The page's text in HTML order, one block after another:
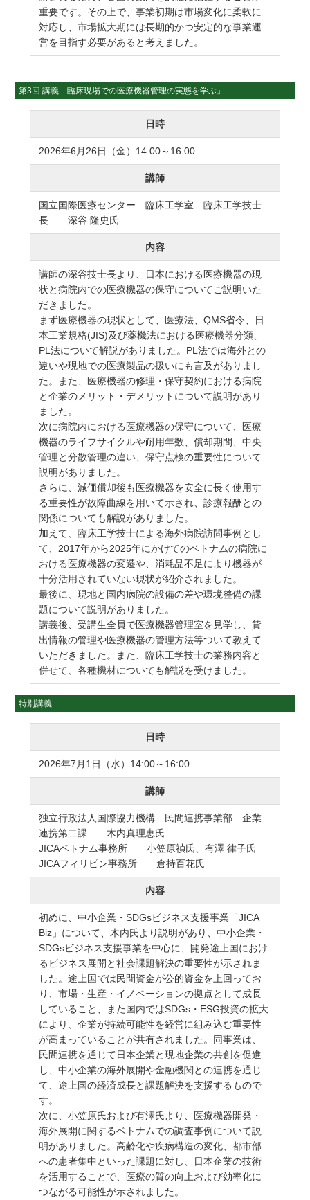
重要です。その上で、事業初期は市場変化に柔軟に
対応し、市場拡大期には長期的かつ安定的な事業運
営を目指す必要があると考えました。
第3回 講義「臨床現場での医療機器管理の実態を学ぶ」
日時
2026年6月26日（金）14:00～16:00
講師
国立国際医療センター 臨床工学室 臨床工学技士
長 深谷 隆史氏
内容
講師の深谷技士長より、日本における医療機器の現
状と病院内での医療機器の保守についてご説明いた
だきました。
まず医療機器の現状として、医療法、QMS省令、日
本工業規格(JIS)及び薬機法における医療機器分類、
PL法について解説がありました。PL法では海外との
違いや現地での医療製品の扱いにも言及がありまし
た。また、医療機器の修理・保守契約における病院
と企業のメリット・デメリットについて説明があり
ました。
次に病院内における医療機器の保守について、医療
機器のライフサイクルや耐用年数、償却期間、中央
管理と分散管理の違い、保守点検の重要性について
説明がありました。
さらに、減価償却後も医療機器を安全に長く使用す
る重要性が故障曲線を用いて示され、診療報酬との
関係についても解説がありました。
加えて、臨床工学技士による海外病院訪問事例とし
て、2017年から2025年にかけてのベトナムの病院に
おける医療機器の変遷や、消耗品不足により機器が
十分活用されていない現状が紹介されました。
最後に、現地と国内病院の設備の差や環境整備の課
題について説明がありました。
講義後、受講生全員で医療機器管理室を見学し、貸
出情報の管理や医療機器の管理方法等ついて教えて
いただきました。また、臨床工学技士の業務内容と
併せて、各種機材についても解説を受けました。
特別講義
日時
2026年7月1日（水）14:00～16:00
講師
独立行政法人国際協力機構 民間連携事業部 企業
連携第二課 木内真理恵氏
JICAベトナム事務所 小笠原禎氏、有澤 律子氏
JICAフィリピン事務所 倉持百花氏
内容
初めに、中小企業・SDGsビジネス支援事業「JICA
Biz」について、木内氏より説明があり、中小企業・
SDGsビジネス支援事業を中心に、開発途上国におけ
るビジネス展開と社会課題解決の重要性が示されま
した。途上国では民間資金が公的資金を上回ってお
り、市場・生産・イノベーションの拠点として成長
していること、また国内ではSDGs・ESG投資の拡大
により、企業が持続可能性を経営に組み込む重要性
が高まっていることが共有されました。同事業は、
民間連携を通じて日本企業と現地企業の共創を促進
し、中小企業の海外展開や金融機関との連携を通じ
て、途上国の経済成長と課題解決を支援するもので
す。
次に、小笠原氏および有澤氏より、医療機器開発・
海外展開に関するベトナムでの調査事例について説
明がありました。高齢化や疾病構造の変化、都市部
への患者集中といった課題に対し、日本企業の技術
を活用することで、医療の質の向上および効率化に
つながる可能性が示されました。